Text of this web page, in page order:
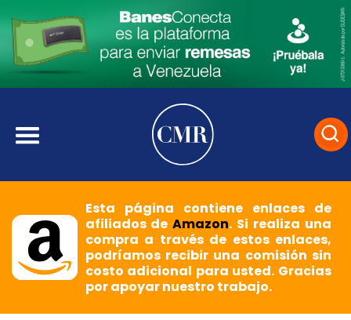
Esta página contiene enlaces de
afiliados deAmazon. Si realiza una
compra a través de estos enlaces,
podríamos recibir una comisión sin
costo adicional para usted. Gracias
por apoyar nuestro trabajo.